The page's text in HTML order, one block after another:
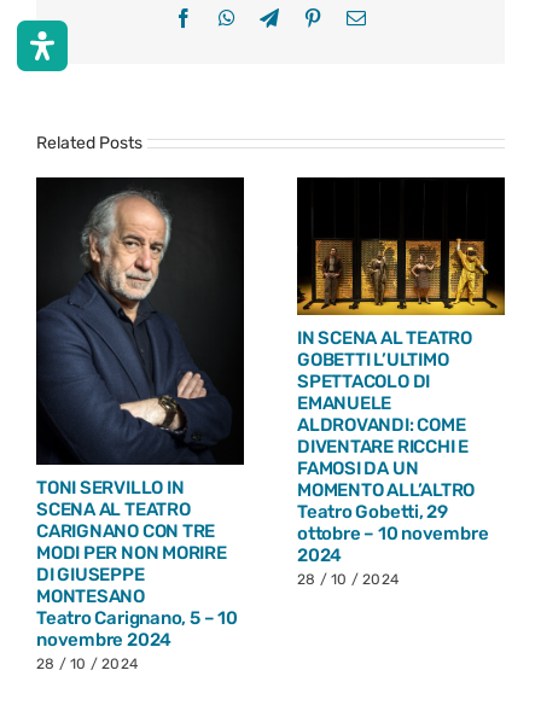
FacebookWhatsApp
TelegramPinterestEmail
Related Posts
TONI SERVILLO IN
SCENA AL TEATRO
CARIGNANO CON TRE
MODI PER NON MORIRE
DI GIUSEPPE
MONTESANO
Teatro Carignano, 5 – 10
novembre 2024
28 / 10 / 2024
IN SCENA AL TEATRO
GOBETTI L’ULTIMO
SPETTACOLO DI
EMANUELE
ALDROVANDI: COME
DIVENTARE RICCHI E
FAMOSI DA UN
MOMENTO ALL’ALTRO
Teatro Gobetti, 29
ottobre – 10 novembre
2024
28 / 10 / 2024